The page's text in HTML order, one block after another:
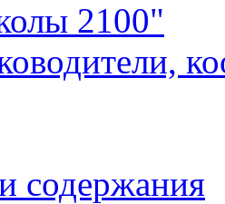
2100"
содержания